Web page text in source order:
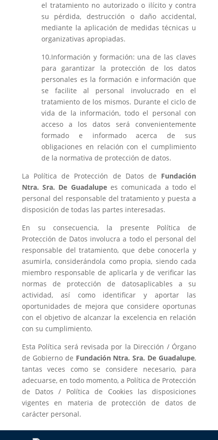
el tratamiento no autorizado o ilícito y contra
su pérdida, destrucción o daño accidental,
mediante la aplicación de medidas técnicas u
organizativas apropiadas.
10.Información y formación: una de las claves
para garantizar la protección de los datos
personales es la formación e información que
se facilite al personal involucrado en el
tratamiento de los mismos. Durante el ciclo de
vida de la información, todo el personal con
acceso a los datos será convenientemente
formado e informado acerca de sus
obligaciones en relación con el cumplimiento
de la normativa de protección de datos.
La Política de Protección de Datos de Fundación
Ntra. Sra. De Guadalupees comunicada a todo el
personal del responsable del tratamiento y puesta a
disposición de todas las partes interesadas.
En su consecuencia, la presente Política de
Protección de Datos involucra a todo el personal del
responsable del tratamiento, que debe conocerla y
asumirla, considerándola como propia, siendo cada
miembro responsable de aplicarla y de verificar las
normas de protección de datosaplicables a su
actividad, así como identificar y aportar las
oportunidades de mejora que considere oportunas
con el objetivo de alcanzar la excelencia en relación
con su cumplimiento.
Esta Política será revisada por la Dirección / Órgano
de Gobierno de Fundación Ntra. Sra. De Guadalupe,
tantas veces como se considere necesario, para
adecuarse, en todo momento, a Política de Protección
de Datos / Política de Cookies las disposiciones
vigentes en materia de protección de datos de
carácter personal.